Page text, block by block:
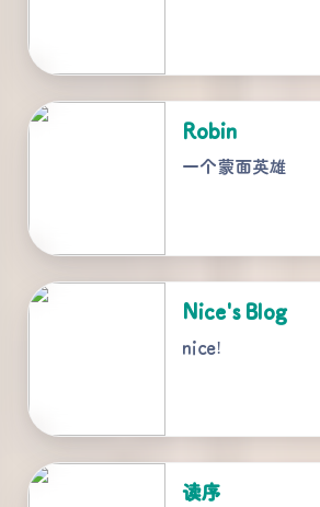
Robin
一个蒙面英雄
Nice's Blog
nice!
读序